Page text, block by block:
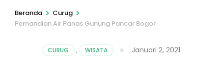
Beranda > Curug >
Pemandian Air Panas Gunung Pancar Bogor
CURUG , WISATA Januari 2, 2021